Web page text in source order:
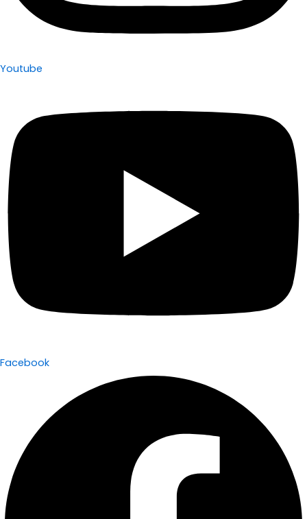
Youtube
Facebook